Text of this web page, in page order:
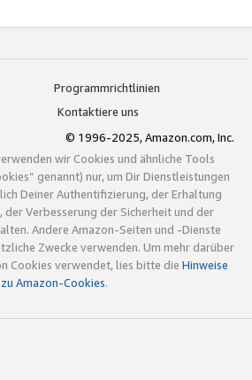
Programmrichtlinien
Kontaktiere uns
© 1996-2025, Amazon.com, Inc.
wir Cookies und ähnliche Tools
genannt) nur, um Dir Dienstleistungen
Deiner Authentifizierung, der Erhaltung
der Verbesserung der Sicherheit und der
Andere Amazon-Seiten und -Dienste
Zwecke verwenden. Um mehr darüber
Cookies verwendet, lies bitte die Hinweise
zu Amazon-Cookies.